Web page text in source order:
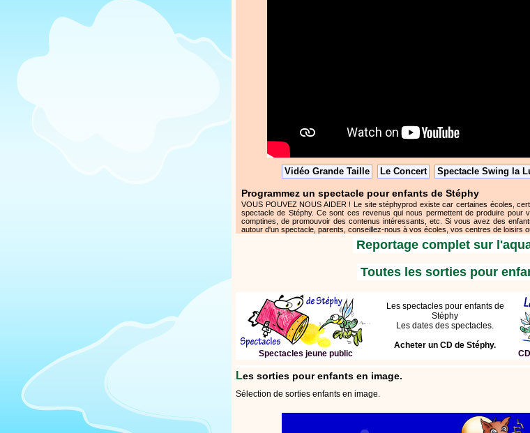
Vidéo Grande Taille Le Concert Spectacle Swing la
Programmez un spectacle pour enfants de Stéphy
VOUS POUVEZ NOUS AIDER ! Le site stéphyprod existe car certaines écoles,
spectacle de Stéphy. Ce sont ces revenus qui nous permettent de produire pour
comptines, de promouvoir des contenus intéressants, etc. Si vous avez des
autour d'un spectacle, parents, conseillez-nous à vos écoles, vos centres de loisirs
Reportage complet sur
Toutes les sorties pour
Spectacles jeune public
Les spectacles pour enfants de
Stéphy
Les dates des spectacles.
Acheter un CD de Stéphy.
Les sorties pour enfants en image.
Sélection de sorties enfants en image.